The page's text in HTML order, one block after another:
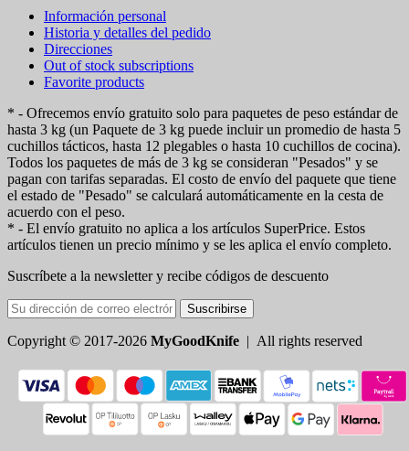
Información personal
Historia y detalles del pedido
Direcciones
Out of stock subscriptions
Favorite products
* - Ofrecemos envío gratuito solo para paquetes de peso estándar de
hasta 3 kg (un Paquete de 3 kg puede incluir un promedio de hasta 5
cuchillos tácticos, hasta 12 plegables o hasta 10 cuchillos de cocina).
Todos los paquetes de más de 3 kg se consideran "Pesados" y se
pagan con tarifas separadas. El costo de envío del paquete que tiene
el estado de "Pesado" se calculará automáticamente en la cesta de
acuerdo con el peso.
* - El envío gratuito no aplica a los artículos SuperPrice. Estos
artículos tienen un precio mínimo y se les aplica el envío completo.
Suscríbete a la newsletter y recibe códigos de descuento
Suscribirse
Copyright © 2017-2026 MyGoodKnife | All rights reserved